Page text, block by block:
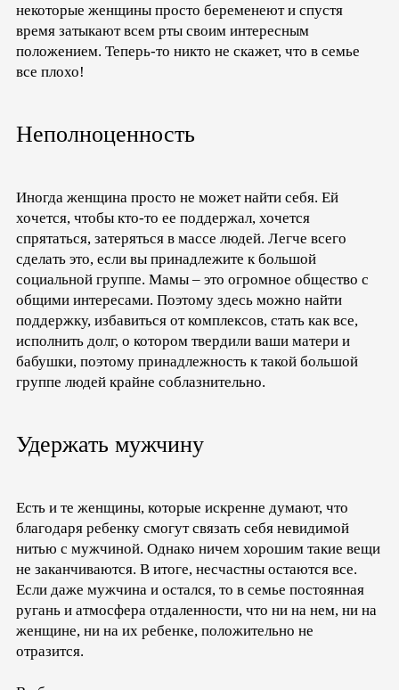
некоторые женщины просто беременеют и спустя
время затыкают всем рты своим интересным
положением. Теперь-то никто не скажет, что в семье
все плохо!
Неполноценность
Иногда женщина просто не может найти себя. Ей
хочется, чтобы кто-то ее поддержал, хочется
спрятаться, затеряться в массе людей. Легче всего
сделать это, если вы принадлежите к большой
социальной группе. Мамы – это огромное общество с
общими интересами. Поэтому здесь можно найти
поддержку, избавиться от комплексов, стать как все,
исполнить долг, о котором твердили ваши матери и
бабушки, поэтому принадлежность к такой большой
группе людей крайне соблазнительно.
Удержать мужчину
Есть и те женщины, которые искренне думают, что
благодаря ребенку смогут связать себя невидимой
нитью с мужчиной. Однако ничем хорошим такие вещи
не заканчиваются. В итоге, несчастны остаются все.
Если даже мужчина и остался, то в семье постоянная
ругань и атмосфера отдаленности, что ни на нем, ни на
женщине, ни на их ребенке, положительно не
отразится.